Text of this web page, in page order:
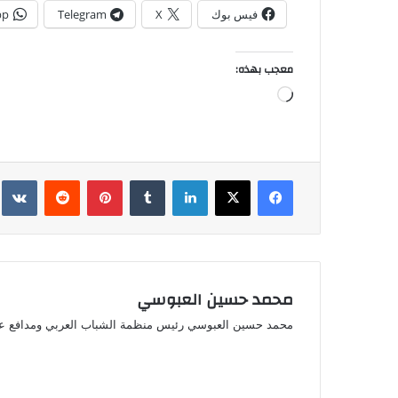
فيس بوك X
Telegram
معجب بهذه:
جاري
فيسبوك ‫X لينكدإن بينتيريست
محمد حسين العبوسي
محمد حسين العبوسي رئيس منظمة الشباب العربي ومدافع